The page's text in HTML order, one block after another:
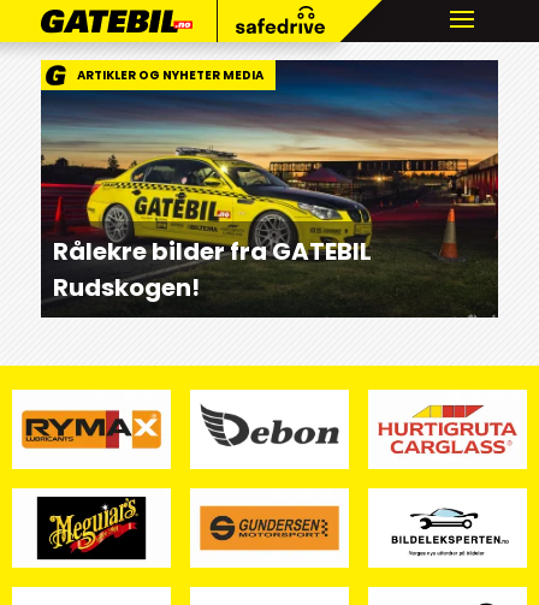
ARTIKLER OG NYHETER MEDIA
Rålekre bilder fra GATEBIL
Rudskogen!